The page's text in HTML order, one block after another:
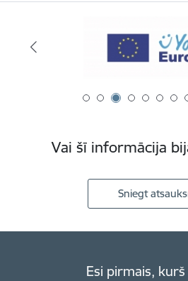
Vai šī informācija
Sniegt
Esi pirmais, kurš